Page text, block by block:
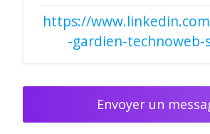
https://
-gardien-
Envoyer un